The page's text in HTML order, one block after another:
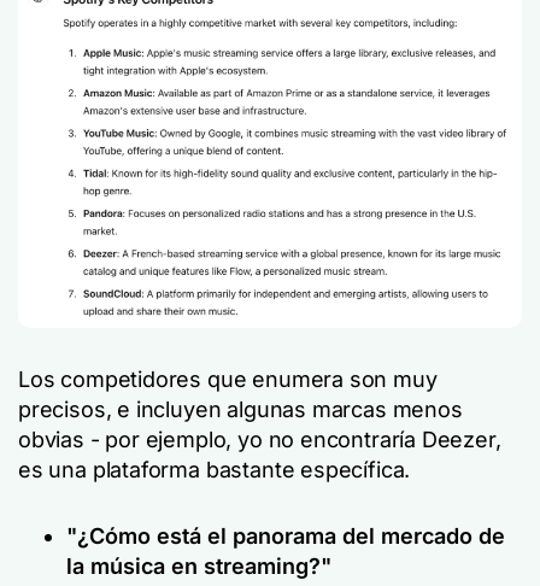
Los competidores que enumera son muy
precisos, e incluyen algunas marcas menos
obvias - por ejemplo, yo no encontraría Deezer,
es una plataforma bastante específica.
"¿Cómo está el panorama del mercado de
la música en streaming?"